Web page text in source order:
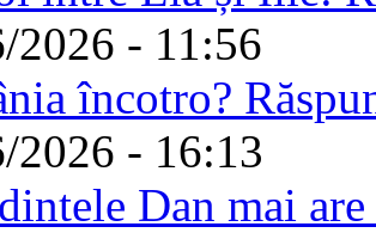
2026 - 11:56
încotro?
2026 - 16:13
Dan mai